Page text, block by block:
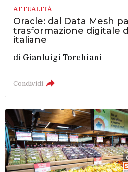
ATTUALITÀ
Oracle: dal Data Mesh
trasformazione digitale
italiane
di Gianluigi Torchiani
Condividi